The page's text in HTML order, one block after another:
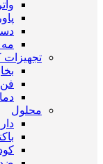
مه
تجهیزات
فن
محلول